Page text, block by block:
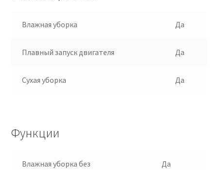
Влажная уборка Да
Плавный запуск двигателя Да
Сухая уборка Да
Функции
Влажная уборка без
Да